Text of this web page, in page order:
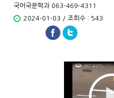
가..
국어국문학과 063-469-4311
2024-01-03 / 조회수 : 543